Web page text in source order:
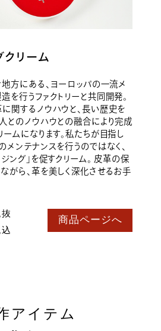
リーム
地方にある、ヨーロッパの一流メ
を行うファクトリーと共同開発。
関するノウハウと、長い歴史を
とのノウハウとの融合により完成
ームになります。私たちが目指し
メンテナンスを行うのではなく、
ジング」を促すクリーム。 皮革の保
がら、革を美しく深化させるお手
商品ページへ
アイテム